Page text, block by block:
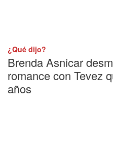
¿Qué dijo?
Brenda Asnicar
romance con Tevez
años